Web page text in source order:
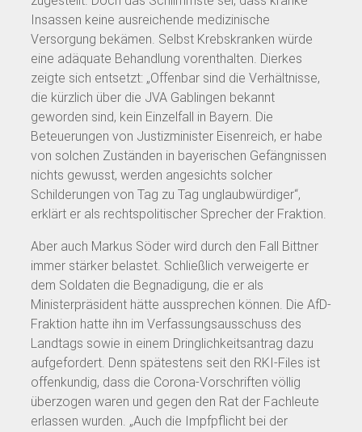
Insassen keine ausreichende medizinische
Versorgung bekämen. Selbst Krebskranken würde
eine adäquate Behandlung vorenthalten. Dierkes
zeigte sich entsetzt: „Offenbar sind die Verhältnisse,
die kürzlich über die JVA Gablingen bekannt
geworden sind, kein Einzelfall in Bayern. Die
Beteuerungen von Justizminister Eisenreich, er habe
von solchen Zuständen in bayerischen Gefängnissen
nichts gewusst, werden angesichts solcher
Schilderungen von Tag zu Tag unglaubwürdiger“,
erklärt er als rechtspolitischer Sprecher der Fraktion.
Aber auch Markus Söder wird durch den Fall Bittner
immer stärker belastet. Schließlich verweigerte er
dem Soldaten die Begnadigung, die er als
Ministerpräsident hätte aussprechen können. Die AfD-
Fraktion hatte ihn im Verfassungsausschuss des
Landtags sowie in einem Dringlichkeitsantrag dazu
aufgefordert. Denn spätestens seit den RKI-Files ist
offenkundig, dass die Corona-Vorschriften völlig
überzogen waren und gegen den Rat der Fachleute
erlassen wurden. „Auch die Impfpflicht bei der